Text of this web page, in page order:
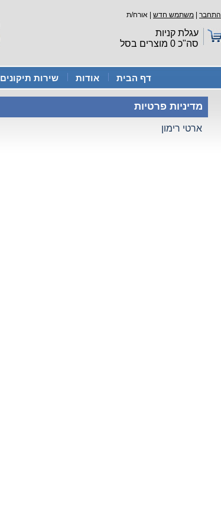
התחבר משתמש חדש | אורח/ת
עגלת קניות
סה"כ 0 מוצרים בסל
דף הבית אודות שירות תיקונים
מדיניות פרטיות
ארטי רימון